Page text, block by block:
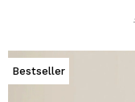
Bestseller